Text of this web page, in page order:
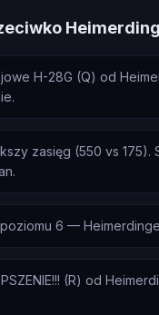
H-28G (Q) od
zasięg (550 vs
6 —
(R) od